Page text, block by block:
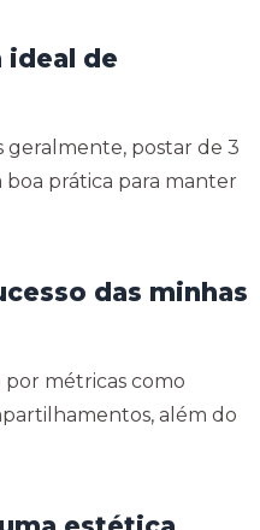
ideal de
geralmente, postar de 3
boa prática para manter
das minhas
por métricas como
além do